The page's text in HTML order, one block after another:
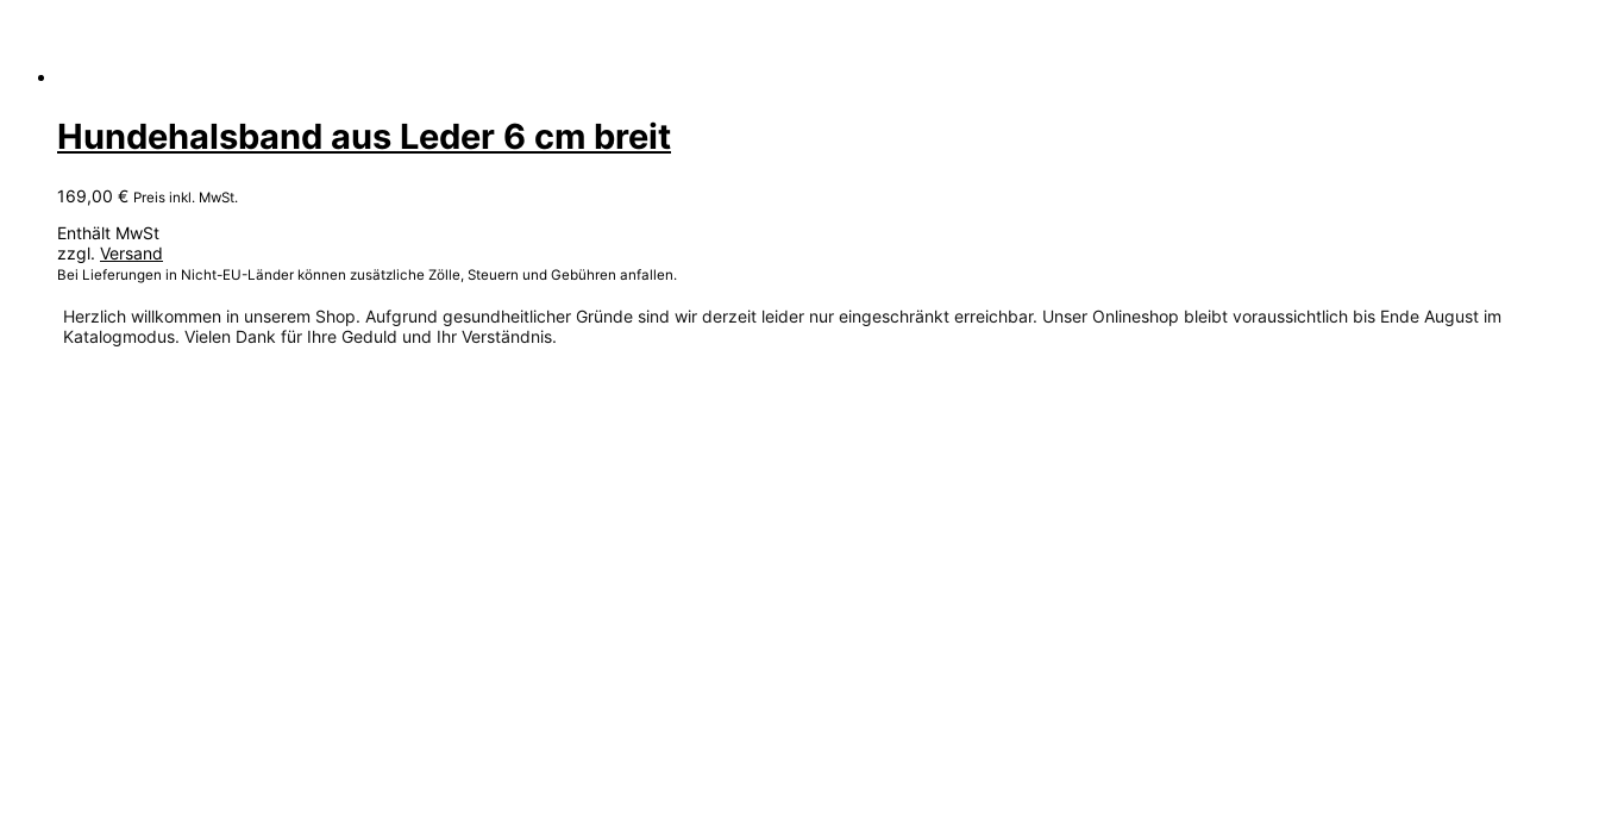
Hundehalsband aus Leder 6 cm breit
169,00 € Preis inkl. MwSt.
Enthält MwSt
zzgl. Versand
Bei Lieferungen in Nicht-EU-Länder können zusätzliche Zölle, Steuern und Gebühren anfallen.
Herzlich willkommen in unserem Shop. Aufgrund gesundheitlicher Gründe sind wir derzeit leider nur eingeschränkt erreichbar. Unser Onlineshop bleibt voraussichtlich bis Ende August im
Katalogmodus. Vielen Dank für Ihre Geduld und Ihr Verständnis.